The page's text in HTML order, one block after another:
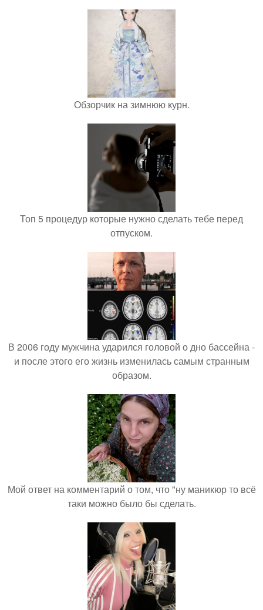
Обзорчик на зимнюю курн.
Топ 5 процедур которые нужно сделать тебе перед
отпуском.
В 2006 году мужчина ударился головой о дно бассейна -
и после этого его жизнь изменилась самым странным
образом.
Мой ответ на комментарий о том, что "ну маникюр то всё
таки можно было бы сделать.